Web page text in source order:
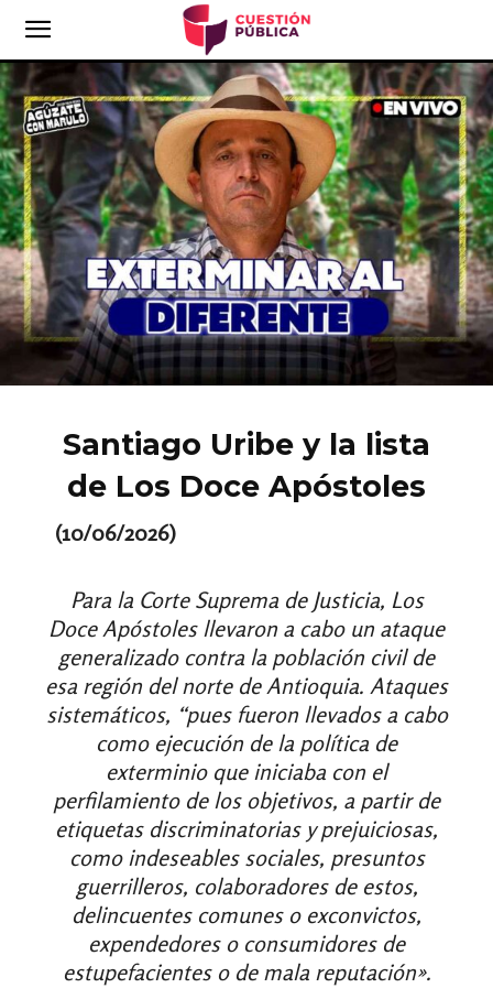
Santiago Uribe y la lista
de Los Doce Apóstoles
(10/06/2026)
Para la Corte Suprema de Justicia, Los
Doce Apóstoles llevaron a cabo un ataque
generalizado contra la población civil de
esa región del norte de Antioquia. Ataques
sistemáticos, “pues fueron llevados a cabo
como ejecución de la política de
exterminio que iniciaba con el
perfilamiento de los objetivos, a partir de
etiquetas discriminatorias y prejuiciosas,
como indeseables sociales, presuntos
guerrilleros, colaboradores de estos,
delincuentes comunes o exconvictos,
expendedores o consumidores de
estupefacientes o de mala reputación».